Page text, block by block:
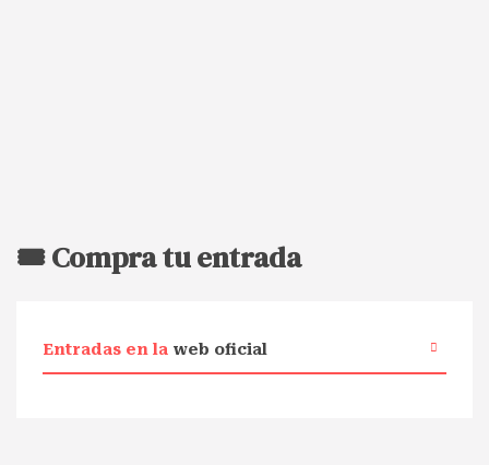
🎟️ Compra tu entrada
Entradas en la web oficial